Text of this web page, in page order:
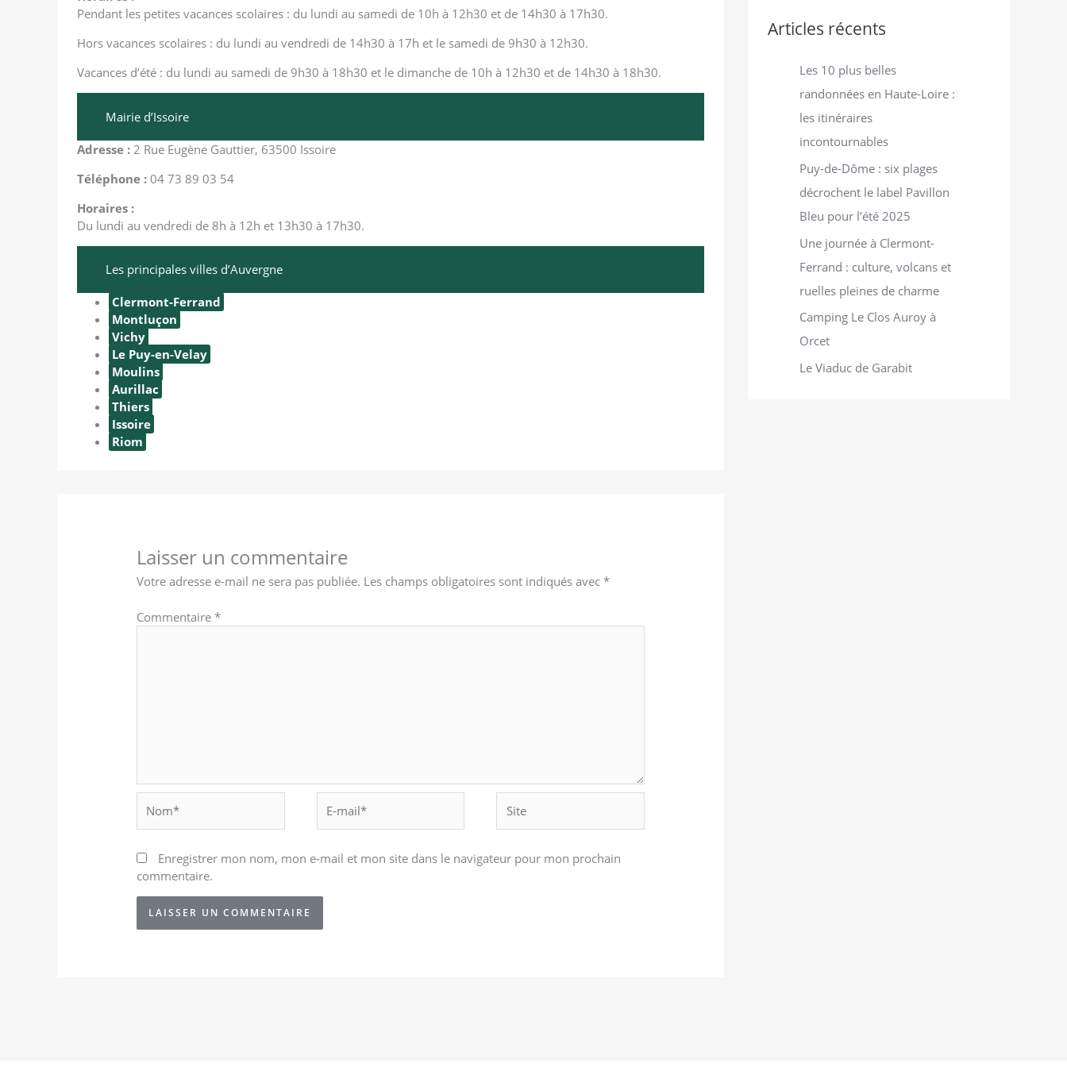
Pendant les petites vacances scolaires : du lundi au samedi de 10h à 12h30 et de 14h30 à 17h30.
Hors vacances scolaires : du lundi au vendredi de 14h30 à 17h et le samedi de 9h30 à 12h30.
Vacances d’été : du lundi au samedi de 9h30 à 18h30 et le dimanche de 10h à 12h30 et de 14h30 à 18h30.
Mairie d’Issoire
Adresse : 2 Rue Eugène Gauttier, 63500 Issoire
Téléphone : 04 73 89 03 54
Horaires :
Du lundi au vendredi de 8h à 12h et 13h30 à 17h30.
Les principales villes d’Auvergne
Clermont-Ferrand
Montluçon
Vichy
Le Puy-en-Velay
Moulins
Aurillac
Thiers
Issoire
Riom
Laisser un commentaire
Votre adresse e-mail ne sera pas publiée. Les champs obligatoires sont indiqués avec*
Commentaire*
mail*
Enregistrer mon nom, mon e-mail et mon site dans le navigateur pour mon prochain
commentaire.
r
Articles récents
Les 10 plus belles
randonnées en Haute-Loire :
les itinéraires
incontournables
Puy-de-Dôme : six plages
décrochent le label Pavillon
Bleu pour l’été 2025
Une journée à Clermont-
Ferrand : culture, volcans et
ruelles pleines de charme
Camping Le Clos Auroy à
Orcet
Le Viaduc de Garabit